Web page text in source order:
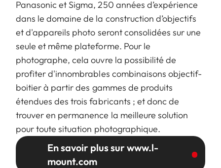
Panasonic et Sigma, 250 années d’expérience
dans le domaine de la construction d’objectifs
et d'appareils photo seront consolidées sur une
seule et même plateforme. Pour le
photographe, cela ouvre la possibilité de
profiter d'innombrables combinaisons objectif-
boitier à partir des gammes de produits
étendues des trois fabricants ; et donc de
trouver en permanence la meilleure solution
pour toute situation photographique.
En savoir plus sur www.l-
mount.com